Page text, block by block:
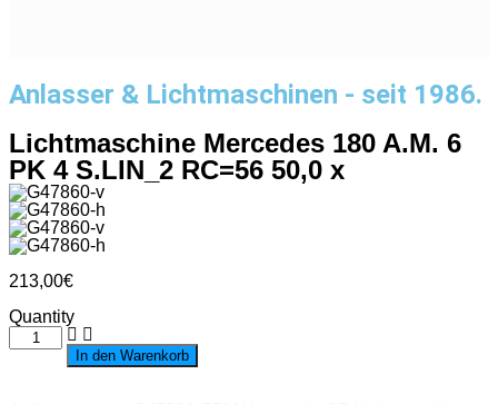
Anlasser & Lichtmaschinen - seit 1986.
Lichtmaschine Mercedes 180 A.M. 6
PK 4 S.LIN_2 RC=56 50,0 x
213,00€
Quantity
Lichtmaschine
MercedesIn den Warenkorb